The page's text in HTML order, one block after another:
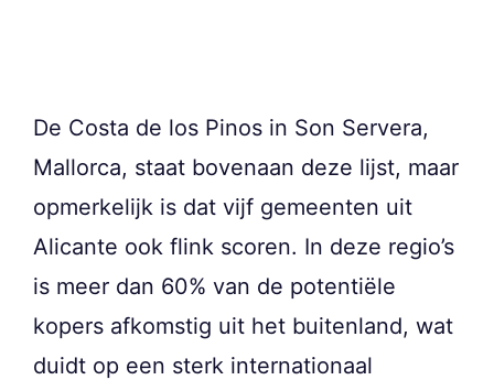
De Costa de los Pinos in Son Servera,
Mallorca, staat bovenaan deze lijst, maar
opmerkelijk is dat vijf gemeenten uit
Alicante ook flink scoren. In deze regio’s
is meer dan 60% van de potentiële
kopers afkomstig uit het buitenland, wat
duidt op een sterk internationaal